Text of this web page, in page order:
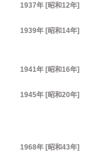
1937年 [昭和12年]
1939年 [昭和14年]
1941年 [昭和16年]
1945年 [昭和20年]
1968年 [昭和43年]